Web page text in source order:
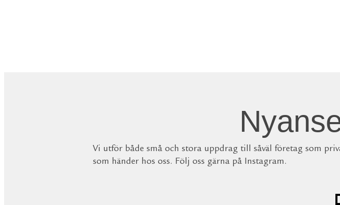
Vi utför både små och stora uppdrag till såväl företag som
som händer hos oss. Följ oss gärna på Instagram.